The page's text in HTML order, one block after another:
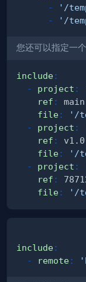
-
'/
-
'/
您还可以指定一个
include:
-
project :
ref :
file:
'/
-
project :
ref :
file:
'/
-
project :
ref :
file: '/
include:
-
remote: